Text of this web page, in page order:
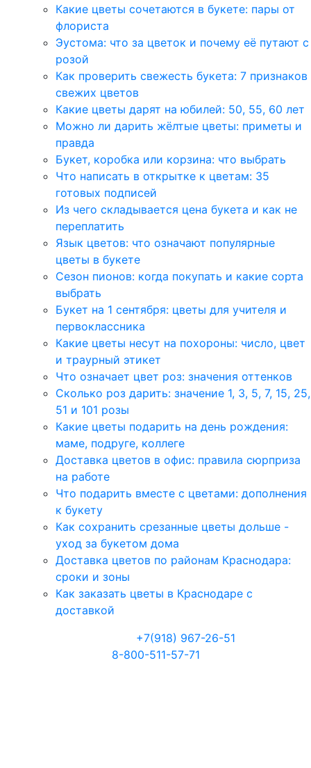
Какие цветы сочетаются в букете: пары от
флориста
Эустома: что за цветок и почему её путают с
розой
Как проверить свежесть букета: 7 признаков
свежих цветов
Какие цветы дарят на юбилей: 50, 55, 60 лет
Можно ли дарить жёлтые цветы: приметы и
правда
Букет, коробка или корзина: что выбрать
Что написать в открытке к цветам: 35
готовых подписей
Из чего складывается цена букета и как не
переплатить
Язык цветов: что означают популярные
цветы в букете
Сезон пионов: когда покупать и какие сорта
выбрать
Букет на 1 сентября: цветы для учителя и
первоклассника
Какие цветы несут на похороны: число, цвет
и траурный этикет
Что означает цвет роз: значения оттенков
Сколько роз дарить: значение 1, 3, 5, 7, 15, 25,
51 и 101 розы
Какие цветы подарить на день рождения:
маме, подруге, коллеге
Доставка цветов в офис: правила сюрприза
на работе
Что подарить вместе с цветами: дополнения
к букету
Как сохранить срезанные цветы дольше -
уход за букетом дома
Доставка цветов по районам Краснодара:
сроки и зоны
Как заказать цветы в Краснодаре с
доставкой
+7(918) 967-26-51
8-800-511-57-71